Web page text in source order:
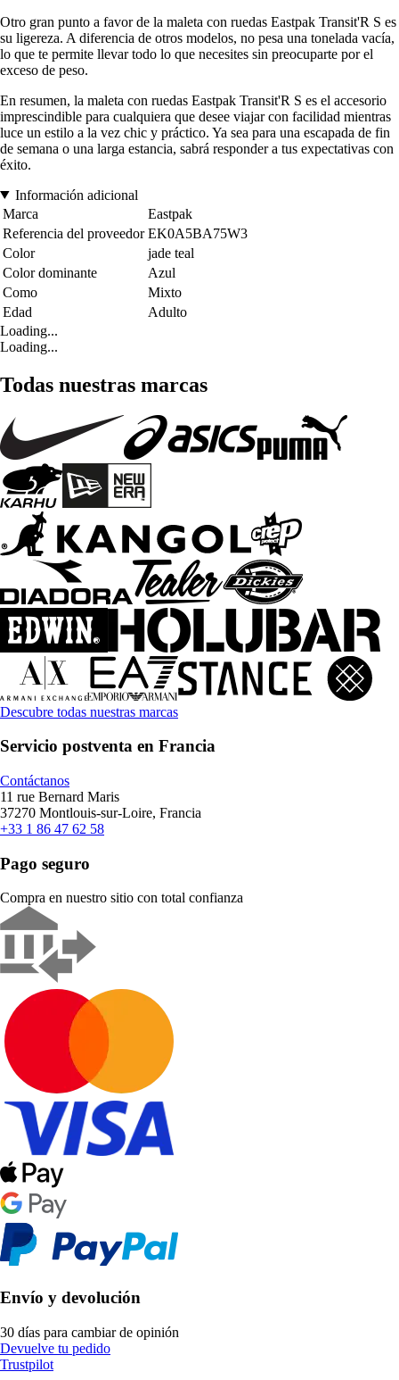
Otro gran punto a favor de la maleta con ruedas Eastpak Transit'R S es
su ligereza. A diferencia de otros modelos, no pesa una tonelada vacía,
lo que te permite llevar todo lo que necesites sin preocuparte por el
exceso de peso.
En resumen, la maleta con ruedas Eastpak Transit'R S es el accesorio
imprescindible para cualquiera que desee viajar con facilidad mientras
luce un estilo a la vez chic y práctico. Ya sea para una escapada de fin
de semana o una larga estancia, sabrá responder a tus expectativas con
éxito.
Información adicional
Marca
Eastpak
Referencia del proveedor EK0A5BA75W3
Color
jade teal
Color dominante
Azul
Como
Mixto
Edad
Adulto
Loading...
Loading...
Todas nuestras marcas
Descubre todas nuestras marcas
Servicio postventa en Francia
Contáctanos
11 rue Bernard Maris
37270 Montlouis-sur-Loire, Francia
+33 1 86 47 62 58
Pago seguro
Compra en nuestro sitio con total confianza
Envío y devolución
30 días para cambiar de opinión
Devuelve tu pedido
Trustpilot